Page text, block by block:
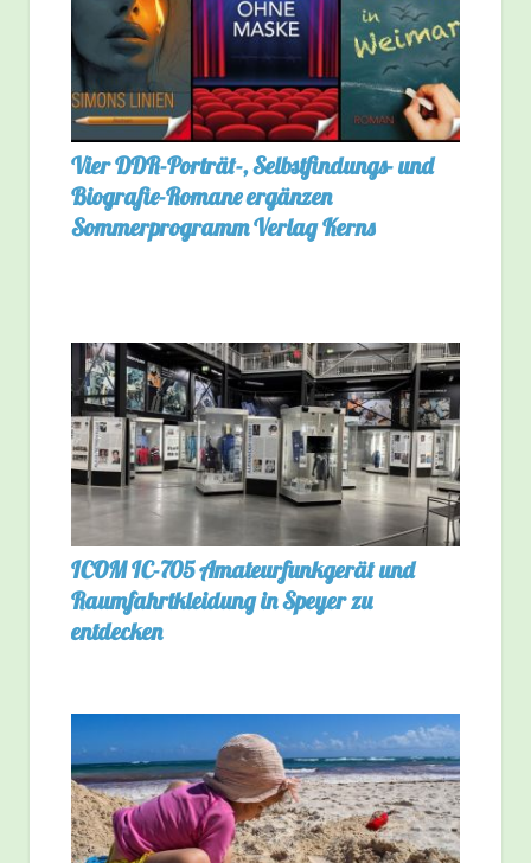
Vier DDR-Porträt-, Selbstfindungs- und
Biografie-Romane ergänzen
Sommerprogramm Verlag Kerns
ICOM IC-705 Amateurfunkgerät und
Raumfahrtkleidung in Speyer zu
entdecken